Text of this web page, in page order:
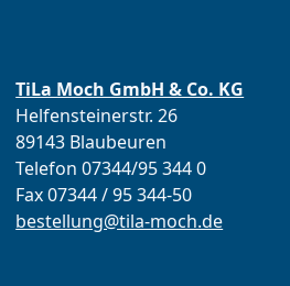
TiLa Moch GmbH & Co. KG
Helfensteinerstr. 26
89143 Blaubeuren
Telefon 07344/95 344 0
Fax 07344 / 95 344-50
bestellung@tila-moch.de